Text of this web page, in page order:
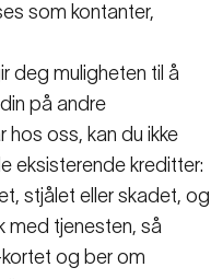
som kontanter,
deg muligheten til å
på andre
hos oss, kan du ikke
eksisterende kreditter:
stjålet eller skadet, og
med tjenesten, så
og ber om